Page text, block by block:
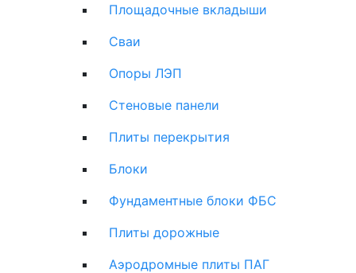
Площадочные вкладыши
Сваи
Опоры ЛЭП
Стеновые панели
Плиты перекрытия
Блоки
Фундаментные блоки ФБС
Плиты дорожные
Аэродромные плиты ПАГ